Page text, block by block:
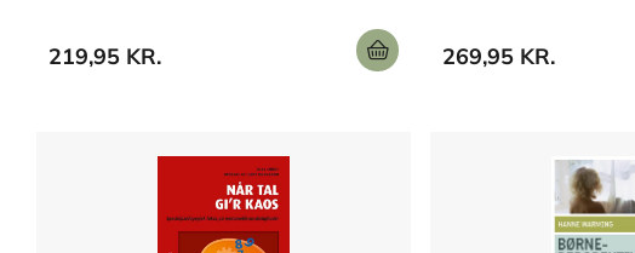
219,95 KR. 269,95 KR.